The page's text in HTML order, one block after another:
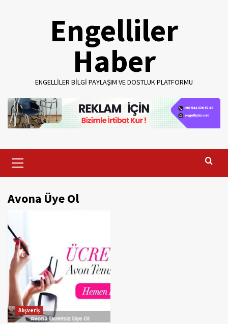
Engelliler
Haber
ENGELLILER BILGI PAYLAŞIM VE DOSTLUK PLATFORMU
Menu
Avona Üye Ol
Alışveriş